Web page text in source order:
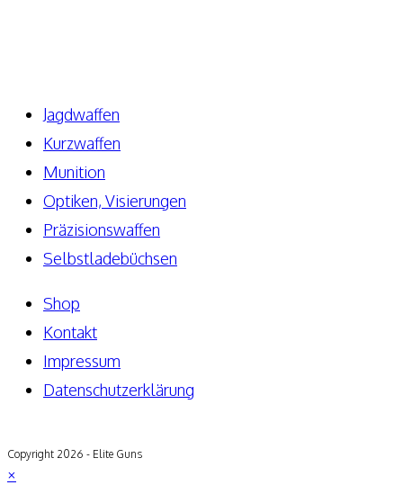
Jagdwaffen
Kurzwaffen
Munition
Optiken, Visierungen
Präzisionswaffen
Selbstladebüchsen
Shop
Kontakt
Impressum
Datenschutzerklärung
Copyright 2026 - Elite Guns
×